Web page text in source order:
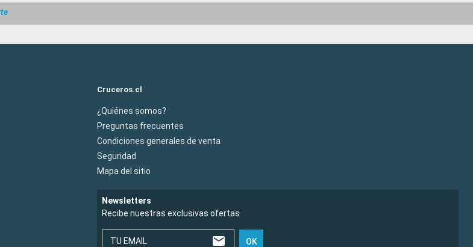
Cruceros.cl
¿Quiénes somos?
Preguntas frecuentes
Condiciones generales de venta
Seguridad
Mapa del sitio
Newsletters
Recibe nuestras exclusivas ofertas
TU EMAIL OK